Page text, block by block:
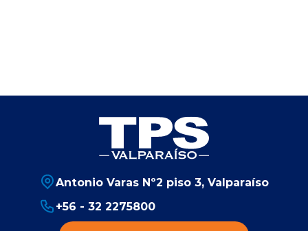
Antonio Varas Nº2 piso 3, Valparaíso
+56 - 32 2275800